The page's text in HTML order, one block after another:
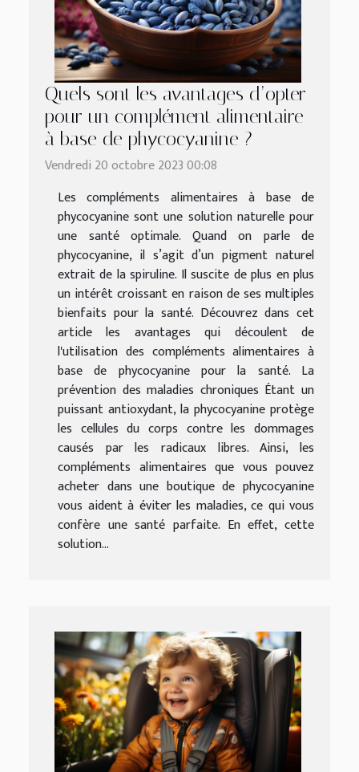
Quels sont les avantages d’opter
pour un complément alimentaire
à base de phycocyanine ?
Vendredi 20 octobre 2023 00:08
Les compléments alimentaires à base de
phycocyanine sont une solution naturelle pour
une santé optimale. Quand on parle de
phycocyanine, il s’agit d’un pigment naturel
extrait de la spiruline. Il suscite de plus en plus
un intérêt croissant en raison de ses multiples
bienfaits pour la santé. Découvrez dans cet
article les avantages qui découlent de
l'utilisation des compléments alimentaires à
base de phycocyanine pour la santé. La
prévention des maladies chroniques Étant un
puissant antioxydant, la phycocyanine protège
les cellules du corps contre les dommages
causés par les radicaux libres. Ainsi, les
compléments alimentaires que vous pouvez
acheter dans une boutique de phycocyanine
vous aident à éviter les maladies, ce qui vous
confère une santé parfaite. En effet, cette
solution...